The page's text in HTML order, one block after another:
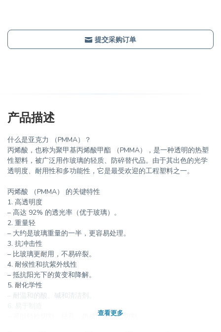
提交采购订单
产品描述
什么是亚克力 （PMMA）？
丙烯酸，也称为聚甲基丙烯酸甲酯 （PMMA），是一种透明的热塑
性塑料，被广泛用作玻璃的轻质、防碎替代品。由于其出色的光学
透明度、耐用性和多功能性，它是最受欢迎的工程塑料之一。
丙烯酸 （PMMA） 的关键特性
1. 高透明度
– 高达 92% 的透光率（优于玻璃）。
2. 重量轻
– 大约是玻璃重量的一半，更容易处理。
3. 抗冲击性
– 比玻璃更耐用，不易碎裂。
4. 耐候性和抗紫外线性
– 抵抗阳光下的黄变和降解。
5. 耐化学性
– 耐温和的酸、碱和清洁剂。
– 可以轻松切割、钻孔、热成型和激光切割。
查看更多